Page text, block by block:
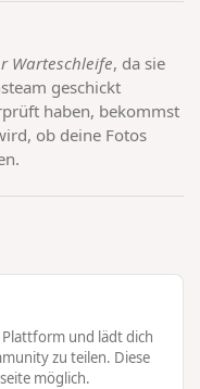
Warteschleife, da sie
geschickt
haben, bekommst
ob deine Fotos
und lädt dich
zu teilen. Diese
möglich.